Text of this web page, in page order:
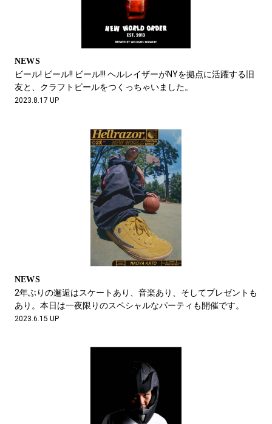
NEWS
ビール! ビール!! ビール!!! ヘルレイザーがNYを拠点に活躍する旧
友と、クラフトビールをつくっちゃいました。
2023.8.17 UP
NEWS
2年ぶりの邂逅はスケートあり、音楽あり、そしてプレゼントも
あり。本日は一夜限りのスペシャルなパーティも開催です。
2023.6.15 UP